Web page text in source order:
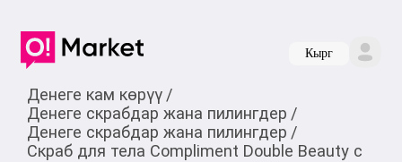
Кырг
Денеге кам көрүү /
Денеге скрабдар жана пилингдер /
Денеге скрабдар жана пилингдер /
Скраб для тела Compliment Double Beauty с